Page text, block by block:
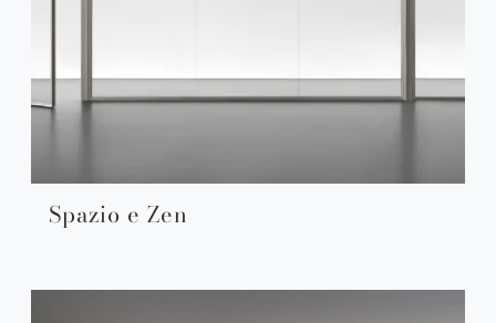
Spazio e Zen